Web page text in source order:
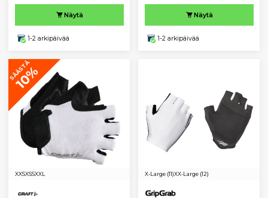
Näytä
1-2 arkipäivää
Näytä
1-2 arkipäivää
SÄÄSTÄ
10%
XXSXSSXXL X-Large (11)XX-Large (12)